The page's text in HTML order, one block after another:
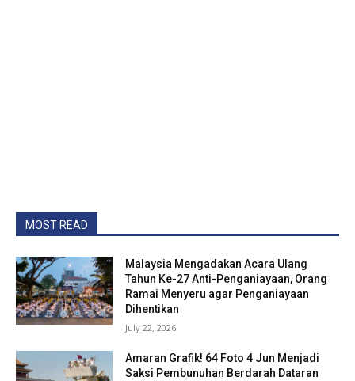
MOST READ
Malaysia Mengadakan Acara Ulang
Tahun Ke-27 Anti-Penganiayaan, Orang
Ramai Menyeru agar Penganiayaan
Dihentikan
July 22, 2026
Amaran Grafik! 64 Foto 4 Jun Menjadi
Saksi Pembunuhan Berdarah Dataran